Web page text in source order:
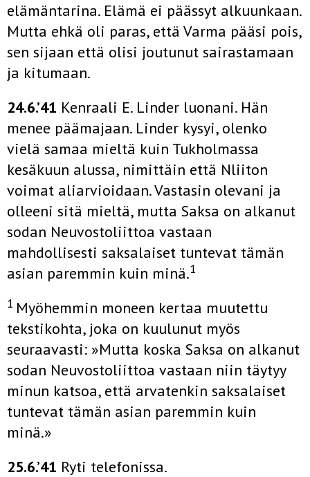
elämäntarina. Elämä ei päässyt alkuunkaan.
Mutta ehkä oli paras, että Varma pääsi pois,
sen sijaan että olisi joutunut sairastamaan
ja kitumaan.
24.6.’41 Kenraali E. Linder luonani. Hän
menee päämajaan. Linder kysyi, olenko
vielä samaa mieltä kuin Tukholmassa
kesäkuun alussa, nimittäin että Nliiton
voimat aliarvioidaan. Vastasin olevani ja
olleeni sitä mieltä, mutta Saksa on alkanut
sodan Neuvostoliittoa vastaan
mahdollisesti saksalaiset tuntevat tämän
asian paremmin kuin minä.1
1 Myöhemmin moneen kertaa muutettu
tekstikohta, joka on kuulunut myös
seuraavasti: »Mutta koska Saksa on alkanut
sodan Neuvostoliittoa vastaan niin täytyy
minun katsoa, että arvatenkin saksalaiset
tuntevat tämän asian paremmin kuin
minä.»
25.6.’41 Ryti telefonissa.